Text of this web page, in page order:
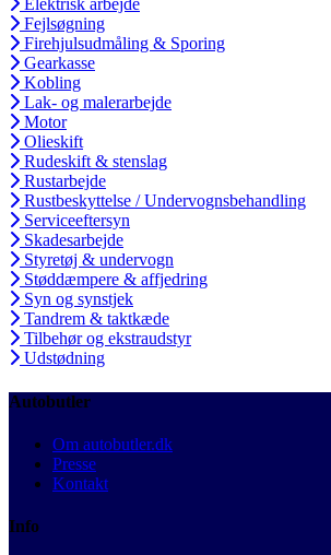
Elektrisk arbejde
Fejlsøgning
Firehjulsudmåling & Sporing
Gearkasse
Kobling
Lak- og malerarbejde
Motor
Olieskift
Rudeskift & stenslag
Rustarbejde
Rustbeskyttelse / Undervognsbehandling
Serviceeftersyn
Skadesarbejde
Styretøj & undervogn
Støddæmpere & affjedring
Syn og synstjek
Tandrem & taktkæde
Tilbehør og ekstraudstyr
Udstødning
Autobutler
Om autobutler.dk
Presse
Kontakt
Info